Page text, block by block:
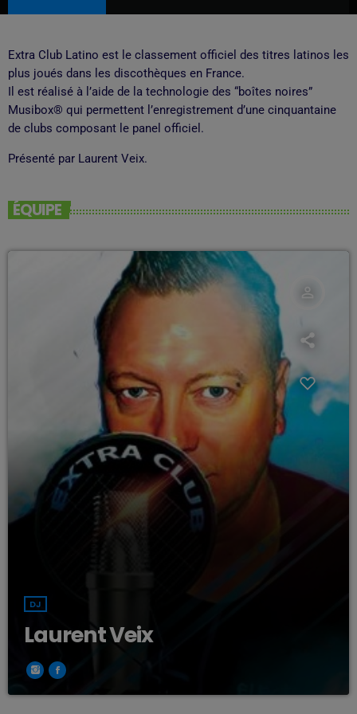
Extra Club Latino est le classement officiel des titres latinos les
plus joués dans les discothèques en France.
Il est réalisé à l’aide de la technologie des “boîtes noires”
Musibox® qui permettent l’enregistrement d’une cinquantaine
de clubs composant le panel officiel.
Présenté par Laurent Veix.
ÉQUIPE
person_outline
DJ
Laurent Veix